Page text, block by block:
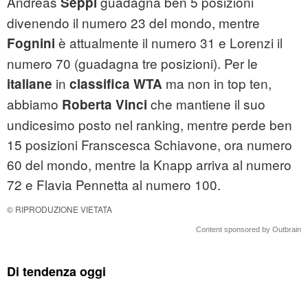
divenendo il numero 23 del mondo, mentre
Fognini è attualmente il numero 31 e Lorenzi il
numero 70 (guadagna tre posizioni). Per le
italiane in classifica WTA ma non in top ten,
abbiamo Roberta Vinci che mantiene il suo
undicesimo posto nel ranking, mentre perde ben
15 posizioni Franscesca Schiavone, ora numero
60 del mondo, mentre la Knapp arriva al numero
72 e Flavia Pennetta al numero 100.
© RIPRODUZIONE VIETATA
Content sponsored by Outbrain
Di tendenza oggi